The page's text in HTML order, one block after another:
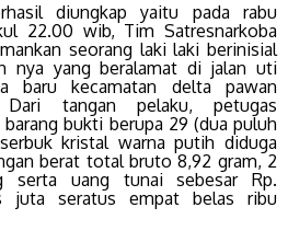
diungkap yaitu pada rabu
22.00 wib, Tim Satresnarkoba
seorang laki laki berinisial
nya yang beralamat di jalan uti
baru kecamatan delta pawan
Dari tangan pelaku, petugas
bukti berupa 29 (dua puluh
kristal warna putih diduga
berat total bruto 8,92 gram, 2
serta uang tunai sebesar Rp.
juta seratus empat belas ribu